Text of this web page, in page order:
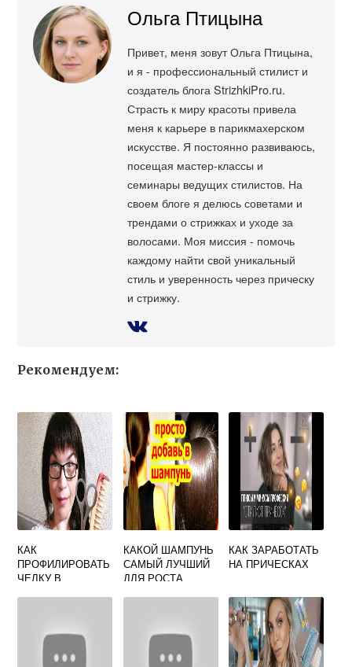
Ольга Птицына
Привет, меня зовут Ольга Птицына,
и я - профессиональный стилист и
создатель блога StrizhkiPro.ru.
Страсть к миру красоты привела
меня к карьере в парикмахерском
искусстве. Я постоянно развиваюсь,
посещая мастер-классы и
семинары ведущих стилистов. На
своем блоге я делюсь советами и
трендами о стрижках и уходе за
волосами. Моя миссия - помочь
каждому найти свой уникальный
стиль и уверенность через прическу
и стрижку.
Рекомендуем:
КАК
ПРОФИЛИРОВАТЬ
ЧЕЛКУ В
КАКОЙ ШАМПУНЬ
САМЫЙ ЛУЧШИЙ
ДЛЯ РОСТА
КАК ЗАРАБОТАТЬ
НА ПРИЧЕСКАХ